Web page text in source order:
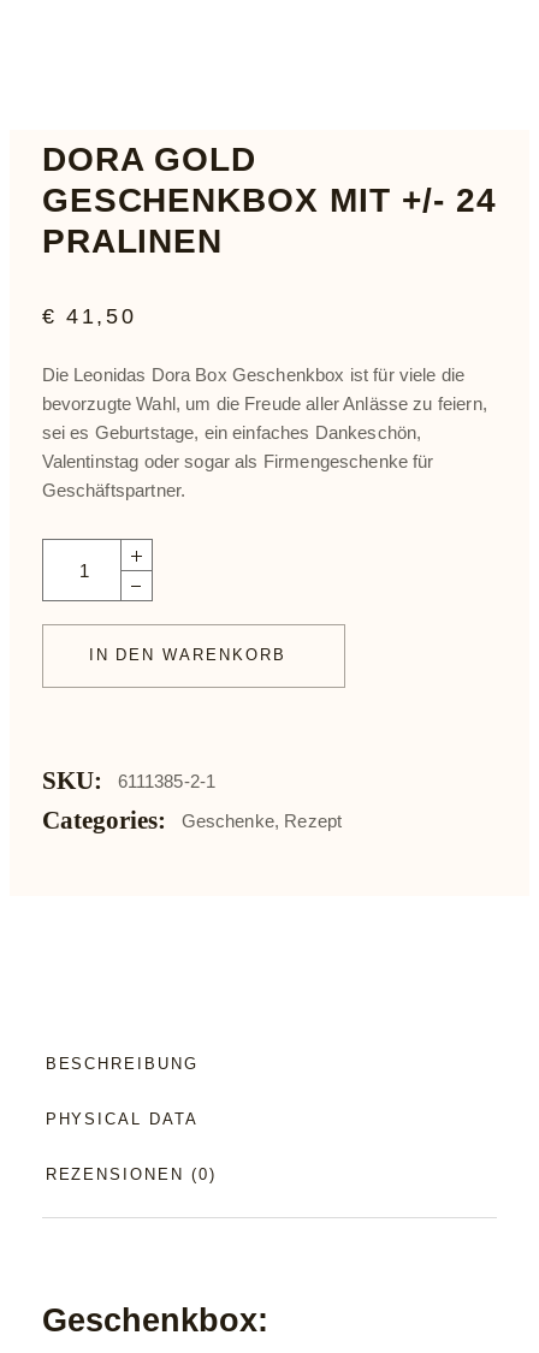
DORA GOLD
GESCHENKBOX MIT +/- 24
PRALINEN
€ 41,50
Die Leonidas Dora Box Geschenkbox ist für viele die
bevorzugte Wahl, um die Freude aller Anlässe zu feiern,
sei es Geburtstage, ein einfaches Dankeschön,
Valentinstag oder sogar als Firmengeschenke für
Geschäftspartner.
Dora Gold Geschenkbox mit +/- 24 Pralinen quantity
IN DEN WARENKORB
SKU: 6111385-2-1
Categories: Geschenke, Rezept
BESCHREIBUNG
PHYSICAL DATA
REZENSIONEN (0)
Geschenkbox: